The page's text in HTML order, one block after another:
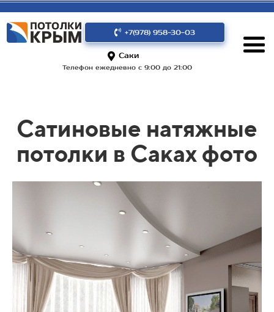
+7(978) 958-30-03
Саки
Телефон ежедневно с 9:00 до 21:00
Сатиновые натяжные
потолки в Саках фото